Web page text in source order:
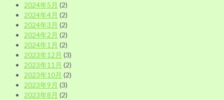
2024年5月 (2)
2024年4月 (2)
2024年3月 (2)
2024年2月 (2)
2024年1月 (2)
2023年12月 (3)
2023年11月 (2)
2023年10月 (2)
2023年9月 (3)
2023年8月 (2)